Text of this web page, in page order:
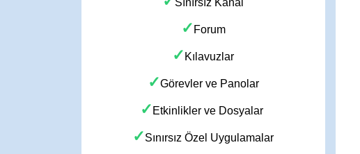
Sınırsız Kanal
✓ Forum
✓ Kılavuzlar
✓Görevler ve Panolar
✓ Etkinlikler ve Dosyalar
✓Sınırsız Özel Uygulamalar